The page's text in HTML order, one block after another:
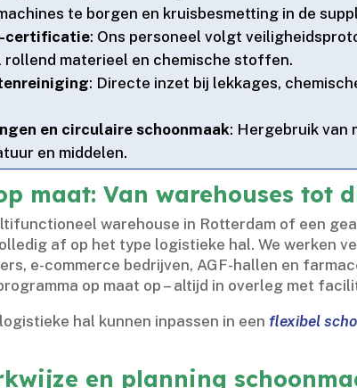
te borgen en kruisbesmetting in de
certificatie: Ons personeel volgt
rollend materieel en chemische stoffen.​
: Directe inzet bij lekkages,
en circulaire schoonmaak: Hergebruik van
en middelen.​
maat: Van warehouses tot
warehouse in Rotterdam of een
af op het type logistieke hal.​ We werken
e-commerce bedrijven, AGF-hallen en
op maat op – altijd in overleg met
hal kunnen inpassen in een flexibel
en planning